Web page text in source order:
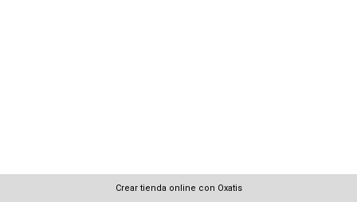
Crear tienda online con Oxatis